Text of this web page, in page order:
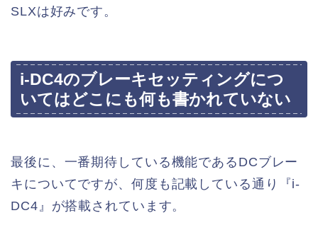
SLXは好みです。
i-DC4のブレーキセッティングにつ
いてはどこにも何も書かれていない
最後に、一番期待している機能であるDCブレー
キについてですが、何度も記載している通り『i-
DC4』が搭載されています。